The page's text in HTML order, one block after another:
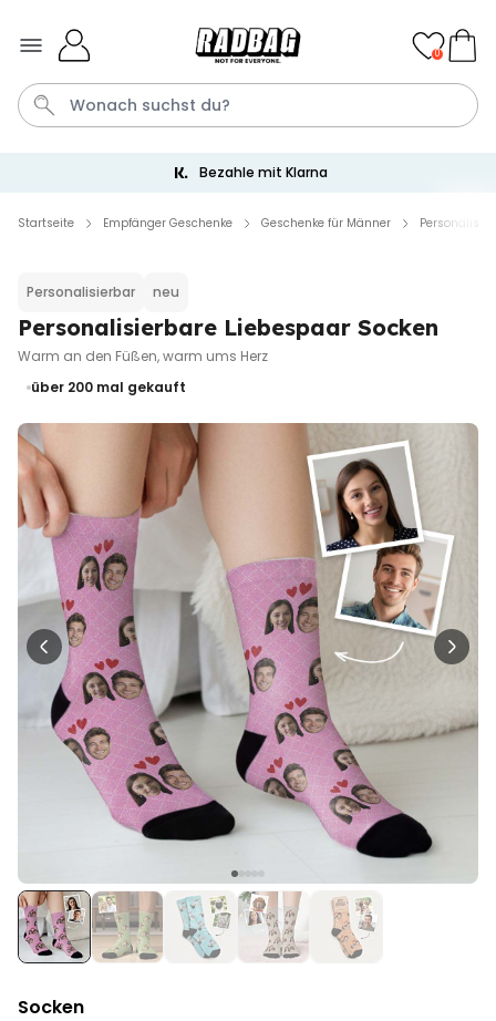
Personalisierbares Handtuch
mit Getränken und Spruch
34,99 €
Personalisierbares Aperol
Spritz Glas mit Name
über 19.400
mal gekauft
16,99 €
Personalisierbar
Personalisierbares Handtuch
Maritim mit Text
über 1.900
mal gekauft
34,99 €
Personalisierbar
Personalisierbares Retro-
Handtuch mit Text
über 2.400
mal gekauft
34,99 €
Ice Cooler - Kreativer
Flaschenkühler
über 9.700
mal gekauft
29,99 €
0
Bezahle mit Klarna
Startseite Empfänger Geschenke Geschenke für Männer
Personalisierbar neu
Personalisierbare Liebespaar Socken
Warm an den Füßen, warm ums Herz
über 200 mal gekauft
Socken